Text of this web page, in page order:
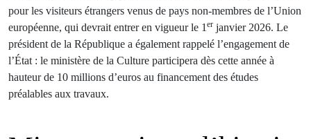
pour les visiteurs étrangers venus de pays non-membres de l’Union
européenne, qui devrait entrer en vigueur le 1 er janvier 2026. Le
président de la République a également rappelé l’engagement de
l’État : le ministère de la Culture participera dès cette année à
hauteur de 10 millions d’euros au financement des études
préalables aux travaux.